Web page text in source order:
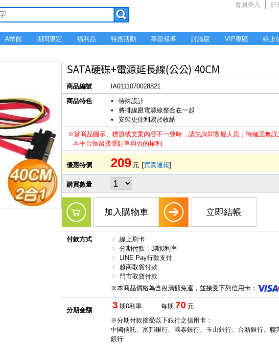
會員登入 註
A幣館 期間限定 福利品 特惠活動 專題報導 討論區 VIP專區 線上
SATA硬碟+電源延長線(公公) 40CM
商品編號
IA0111070028821
商品特色
特殊設計
將排線跟電源線整合在一起
安裝更便利易於收納
※當商品圖示、標題或文案內容不一致時，請先詢問客服人員，待確認無誤
本平台保留接受訂單與否的權利
優惠特價 209 元 [買貴通報]
購買數量
加入購物車 立即結帳
付款方式
線上刷卡
分期付款：3期0利率
LINE Pay行動支付
超商取貨付款
門市取貨付款
※本商品價格為含稅滿額免運，並接受下列信用卡：
分期金額 3 期0利率 每期 70 元
※分期付款接受以下銀行之信用卡：
中國信託、富邦銀行、國泰銀行、玉山銀行、台新銀行、
銀行